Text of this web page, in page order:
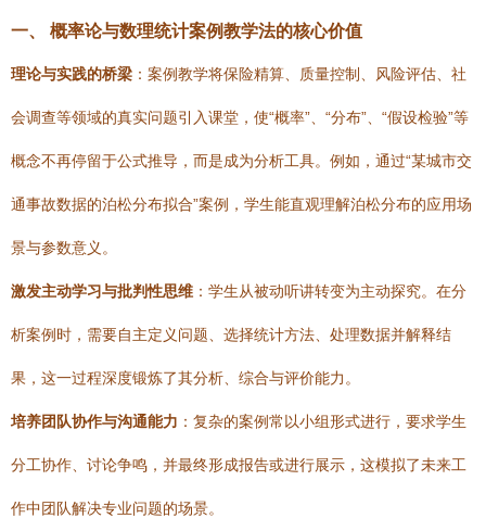
一、 概率论与数理统计案例教学法的核心价值
理论与实践的桥梁 ：案例教学将保险精算、质量控制、风险评估、社
会调查等领域的真实问题引入课堂，使“概率”、“分布”、“假设检验”等
概念不再停留于公式推导，而是成为分析工具。例如，通过“某城市交
通事故数据的泊松分布拟合”案例，学生能直观理解泊松分布的应用场
景与参数意义。
激发主动学习与批判性思维 ：学生从被动听讲转变为主动探究。在分
析案例时，需要自主定义问题、选择统计方法、处理数据并解释结
果，这一过程深度锻炼了其分析、综合与评价能力。
培养团队协作与沟通能力 ：复杂的案例常以小组形式进行，要求学生
分工协作、讨论争鸣，并最终形成报告或进行展示，这模拟了未来工
作中团队解决专业问题的场景。